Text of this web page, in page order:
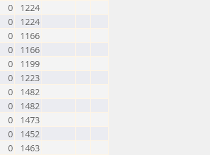
0
1224
0
1224
0
1166
0
1166
0
1199
0
1223
0
1482
0
1482
0
1473
0
1452
0 1463